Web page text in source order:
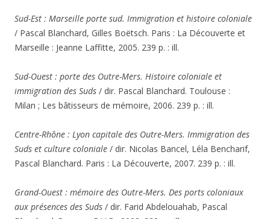
Sud-Est : Marseille porte sud. Immigration et histoire coloniale
/ Pascal Blanchard, Gilles Boëtsch. Paris : La Découverte et
Marseille : Jeanne Laffitte, 2005. 239 p. : ill.
Sud-Ouest : porte des Outre-Mers. Histoire coloniale et
immigration des Suds / dir. Pascal Blanchard. Toulouse :
Milan ; Les bâtisseurs de mémoire, 2006. 239 p. : ill.
Centre-Rhône : Lyon capitale des Outre-Mers. Immigration des
Suds et culture coloniale / dir. Nicolas Bancel, Léla Bencharif,
Pascal Blanchard. Paris : La Découverte, 2007. 239 p. : ill.
Grand-Ouest : mémoire des Outre-Mers. Des ports coloniaux
aux présences des Suds / dir. Farid Abdelouahab, Pascal